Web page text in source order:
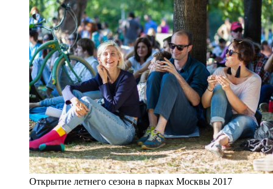
Открытие летнего сезона в парках Москвы 2017